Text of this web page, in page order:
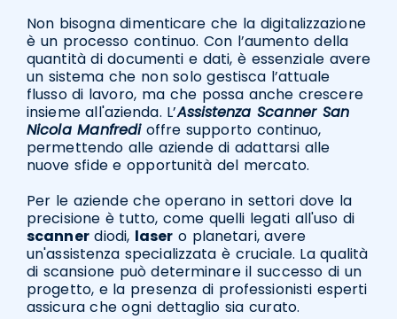
Non bisogna dimenticare che la digitalizzazione
è un processo continuo. Con l’aumento della
quantità di documenti e dati, è essenziale avere
un sistema che non solo gestisca l’attuale
flusso di lavoro, ma che possa anche crescere
insieme all'azienda. L’Assistenza Scanner San
Nicola Manfredioffre supporto continuo,
permettendo alle aziende di adattarsi alle
nuove sfide e opportunità del mercato.
Per le aziende che operano in settori dove la
precisione è tutto, come quelli legati all'uso di
scannerdiodi, laser o planetari, avere
un'assistenza specializzata è cruciale. La qualità
di scansione può determinare il successo di un
progetto, e la presenza di professionisti esperti
assicura che ogni dettaglio sia curato.